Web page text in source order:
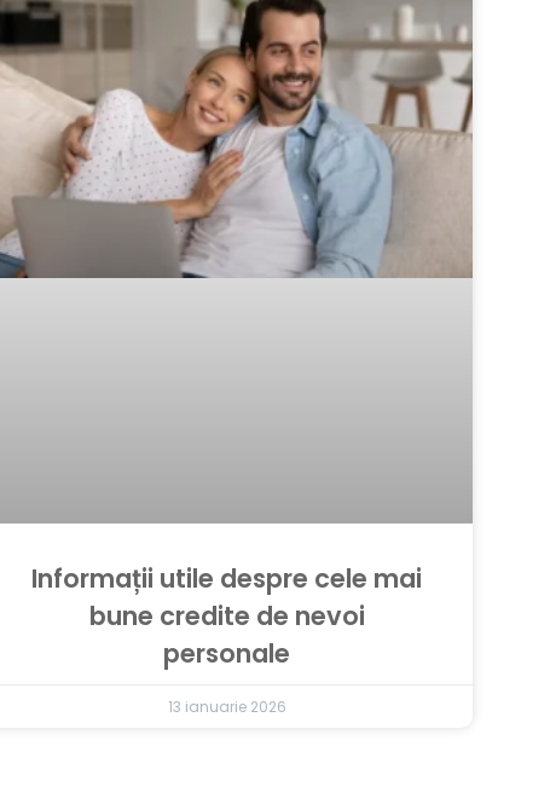
Informații utile despre cele mai
bune credite de nevoi
personale
13 ianuarie 2026